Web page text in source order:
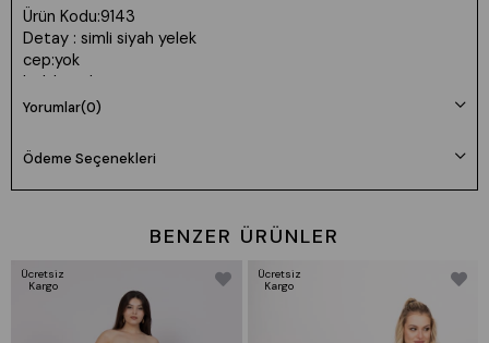
Ürün Kodu:9143
Detay : simli siyah yelek
cep:yok
bel: kavisli
Uzunluk: 70cm
Manken 36 Beden Boy: 165 cm Kilo: 55
Daha rahat kalıp isteyenler bir beden büyük tercih edebilir.
Yorumlar(0)
Ödeme Seçenekleri
BENZER ÜRÜNLER
Ücretsiz
Kargo
Ücretsiz
Kargo